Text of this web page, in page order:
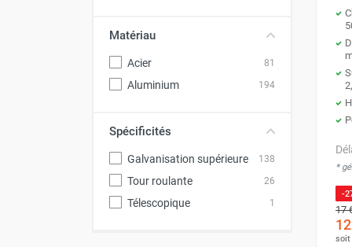
Matériau
Acier 81
Aluminium 194
Spécificités
Galvanisation supérieure 138
Tour roulante 26
Télescopique 1
*
-
17
soit